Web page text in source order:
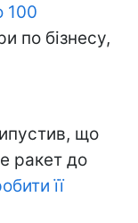
100
по бізнесу,
що
ракет до
її